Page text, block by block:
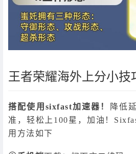
王者荣耀海外上分小技
搭配使用sixfast加速器！
降低
准，轻松上100星，加油！
用方法如下